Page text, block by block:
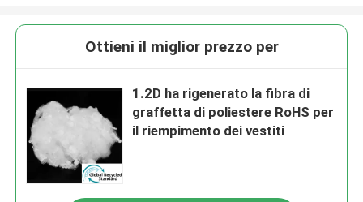
Ottieni il miglior prezzo per
1.2D ha rigenerato la fibra di
graffetta di poliestere RoHS per
il riempimento dei vestiti